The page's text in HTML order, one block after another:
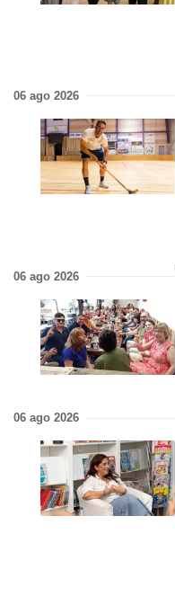
06 ago 2026
06 ago 2026
06 ago 2026